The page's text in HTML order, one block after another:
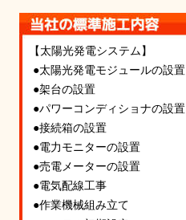
産業用太陽光発電
リフォーム
【太陽光発電システム】
●太陽光発電モジュールの設置
●架台の設置
●パワーコンディショナの設置
●接続箱の設置
●電力モニターの設置
●売電メーターの設置
●電気配線工事
●作業機械組み立て